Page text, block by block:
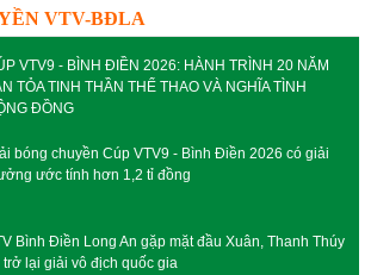
VTV-BĐLA
VTV9 - BÌNH ĐIỀN 2026: HÀNH TRÌNH 20 NĂM
TỎA TINH THẦN THỂ THAO VÀ NGHĨA TÌNH
ĐỒNG
bóng chuyền Cúp VTV9 - Bình Điền 2026 có giải
ước tính hơn 1,2 tỉ đồng
Bình Điền Long An gặp mặt đầu Xuân, Thanh Thúy
trở lại giải vô địch quốc gia